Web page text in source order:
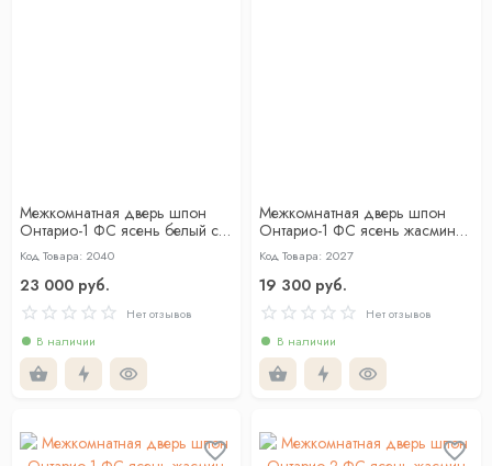
Межкомнатная дверь шпон
Онтарио-1 ФС ясень белый со
стеклом
Код Товара: 2040
23 000 руб.
Нет отзывов
В наличии
Межкомнатная дверь шпон
Онтарио-1 ФС ясень жасмин
глухая
Код Товара: 2027
19 300 руб.
Нет отзывов
В наличии